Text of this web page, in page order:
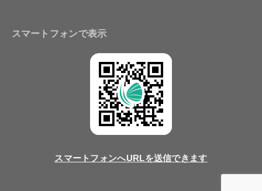
スマートフォンで表示
スマートフォンへURLを送信できます